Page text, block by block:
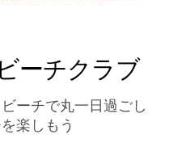
ーチクラブ
ーチで丸一日過ごし
楽しもう